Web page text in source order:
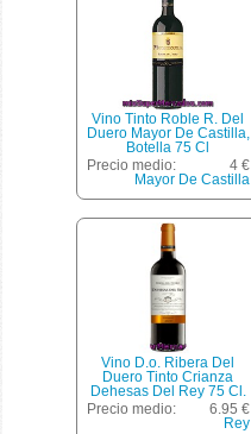
Vino Tinto Roble R. Del
Duero Mayor De Castilla,
Botella 75 Cl
Precio medio:
4 €
Mayor De Castilla
Vino D.o. Ribera Del
Duero Tinto Crianza
Dehesas Del Rey 75 Cl.
Precio medio:
6.95 €
Rey